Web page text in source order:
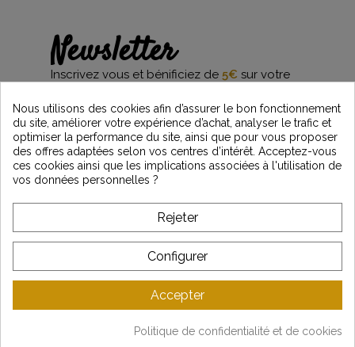
Newsletter
Inscrivez vous et bénificiez de 5€ sur votre
et restez informés des dernières nouveautés
Vintage Motors
*Dès 99€ d'achat. En vous abonnant à notre newsletter, vous reconnaissez avoir pris
l'acceptez.
A PROPOS DE VINTAGE
SERVICE CLIENT
Gestion des données
Nous utilisons des cookies afin d’assurer le bon fonctionnement
du site, améliorer votre expérience d’achat, analyser le trafic et
optimiser la performance du site, ainsi que pour vous proposer
des offres adaptées selon vos centres d’intérêt. Acceptez-vous
ces cookies ainsi que les implications associées à l'utilisation de
vos données personnelles ?
Rejeter
Configurer
Accepter
Politique de confidentialité et de cookies